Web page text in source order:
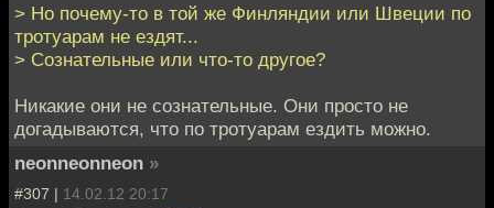
> Но почему-то в той же Финляндии или Швеции по
тротуарам не ездят...
> Сознательные или что-то другое?
Никакие они не сознательные. Они просто не
догадываются, что по тротуарам ездить можно.
neonneonneon »
#307 | 14.02.12 20:17